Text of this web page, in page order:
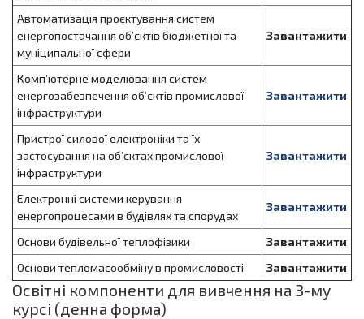
Автоматизація проєктування систем
енергопостачання об’єктів бюджетної та
муніципальної сфери
Завантажити
Комп’ютерне моделювання систем
енергозабезпечення об’єктів промислової
інфраструктури
Завантажити
Пристрої силової електроніки та їх
застосування на об’єктах промислової
інфраструктури
Завантажити
Електронні системи керування
енергопроцесами в будівлях та спорудах
Завантажити
Основи будівельної теплофізики
Завантажити
Основи тепломасообміну в промисловості
Завантажити
Освітні компоненти для вивчення на 3-му
курсі (денна форма)